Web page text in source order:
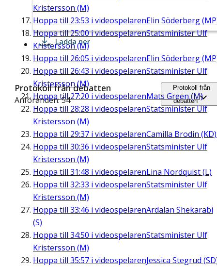
Kristersson (M)
Hoppa till 23:53 i videospelarenElin Söderberg
Hoppa till25:00i videospelarenStatsminister Ulf
Kristersson (M)
Hoppa till 26:05 i videospelarenElin Söderberg
Hoppa till 26:43 i videospelarenStatsminister Ulf
Kristersson (M)
Hoppa till27:20 i videospelarenMats Green (M)
Hoppa till 28:28 i videospelarenStatsminister Ulf
Kristersson (M)
Hoppa till 29:37 i videospelarenCamilla Brodin (KD)
Hoppa till 30:36 i videospelarenStatsminister Ulf
Kristersson (M)
Hoppa till 31:48 i videospelarenLina Nordquist (L)
Hoppa till 32:33 i videospelarenStatsminister Ulf
Kristersson (M)
Hoppa till 33:46 i videospelarenArdalan Shekarabi
(S)
Hoppa till 34:50 i videospelarenStatsminister Ulf
Kristersson (M)
Hoppa till 35:57 i videospelarenJessica Stegrud
Ladda ner
Protokoll från debatten
Anföranden: 54
Protokoll från
debatten